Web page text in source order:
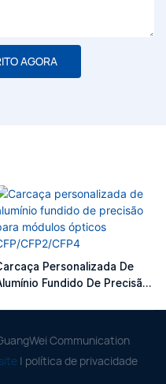
AGORA
Personalizada De
Fundido De Precisão
Communication
| política de privacidade